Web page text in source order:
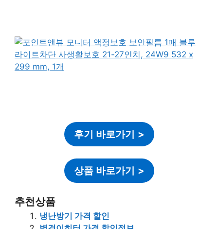
후기 바로가기 >
상품 바로가기 >
추천상품
냉난방기 가격 할인